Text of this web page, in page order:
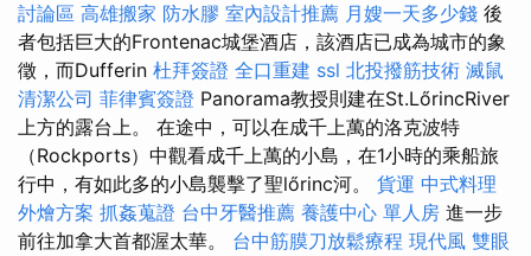
討論區 高雄搬家 防水膠 室內設計推薦 月嫂一天多少錢 後
者包括巨大的Frontenac城堡酒店，該酒店已成為城市的象
徵，而Dufferin 杜拜簽證 全口重建 ssl 北投撥筋技術 滅鼠
清潔公司 菲律賓簽證 Panorama教授則建在St.LőrincRiver
上方的露台上。 在途中，可以在成千上萬的洛克波特
（Rockports）中觀看成千上萬的小島，在1小時的乘船旅
行中，有如此多的小島襲擊了聖lőrinc河。 貨運 中式料理
外燴方案 抓姦蒐證 台中牙醫推薦 養護中心 單人房 進一步
前往加拿大首都渥太華。 台中筋膜刀放鬆療程 現代風 雙眼